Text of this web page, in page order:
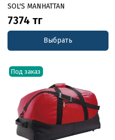
SOL'S MANHATTAN
7374 тг
Выбрать
Под заказ